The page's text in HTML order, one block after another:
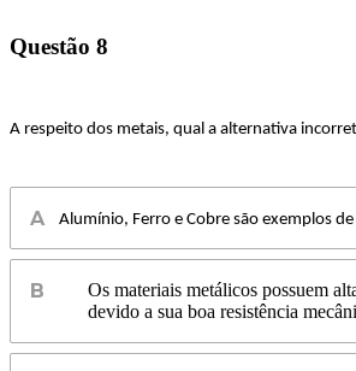
Questão 8
A respeito dos metais, qual a alternativa
Alumínio, Ferro e Cobre são exemplos
Os materiais metálicos possuem
devido a sua boa resistência